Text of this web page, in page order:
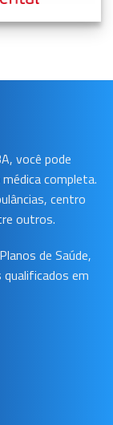
, você pode
completa.
centro
outros.
de Saúde,
em